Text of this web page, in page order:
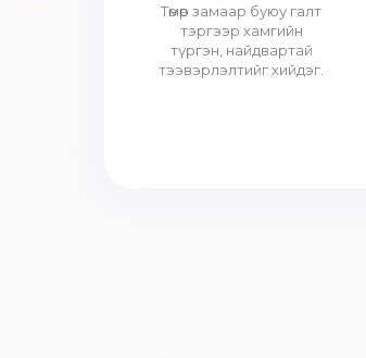
Төмөр замаар буюу галт
тэргээр хамгийн
түргэн, найдвартай
тээвэрлэлтийг хийдэг.